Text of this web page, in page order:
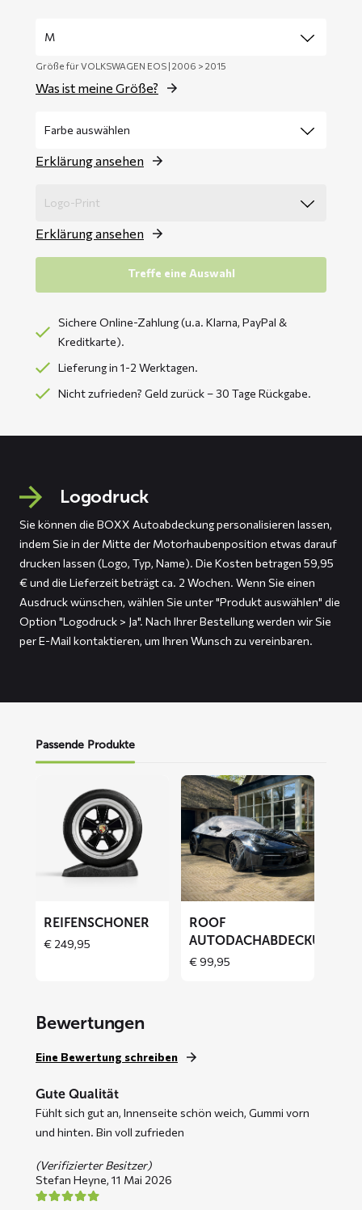
Größe für VOLKSWAGEN EOS | 2006 > 2015
Was ist meine Größe?
Erklärung ansehen
Erklärung ansehen
Treffe eine Auswahl
Sichere Online-Zahlung (u.a. Klarna, PayPal &
Kreditkarte).
Lieferung in 1-2 Werktagen.
Nicht zufrieden? Geld zurück – 30 Tage Rückgabe.
Logodruck
Sie können die BOXX Autoabdeckung personalisieren lassen,
indem Sie in der Mitte der Motorhaubenposition etwas darauf
drucken lassen (Logo, Typ, Name). Die Kosten betragen 59,95
€ und die Lieferzeit beträgt ca. 2 Wochen. Wenn Sie einen
Ausdruck wünschen, wählen Sie unter "Produkt auswählen" die
Option "Logodruck > Ja". Nach Ihrer Bestellung werden wir Sie
per E-Mail kontaktieren, um Ihren Wunsch zu vereinbaren.
Passende Produkte
Reifenschoner
REIFENSCHONER
€249,95
Mehr
lesen
über
ROOF
Autodachabdeckung
ROOF
AUTODACHABDECKUNG
€99,95
Bewertungen
Eine Bewertung schreiben
Gute Qualität
Fühlt sich gut an, Innenseite schön weich, Gummi vorn
und hinten. Bin voll zufrieden
(Verifizierter Besitzer)
Stefan Heyne, 11 Mai 2026